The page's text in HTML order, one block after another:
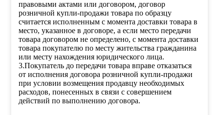
правовыми актами или договором, договор
розничной купли-продажи товара по образцу
считается исполненным с момента доставки товара в
место, указанное в договоре, а если место передачи
товара договором не определено, с момента доставки
товара покупателю по месту жительства гражданина
или месту нахождения юридического лица.
3.Покупатель до передачи товара вправе отказаться
от исполнения договора розничной купли-продажи
при условии возмещения продавцу необходимых
расходов, понесенных в связи с совершением
действий по выполнению договора.